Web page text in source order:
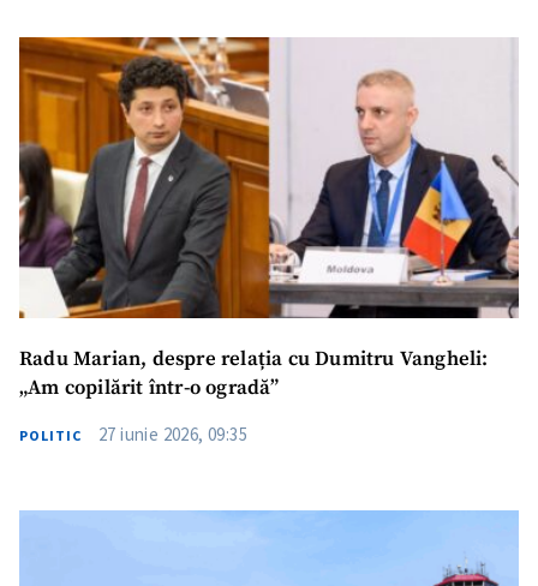
Radu Marian, despre relația cu Dumitru Vangheli:
„Am copilărit într-o ogradă”
POLITIC 27 iunie 2026, 09:35